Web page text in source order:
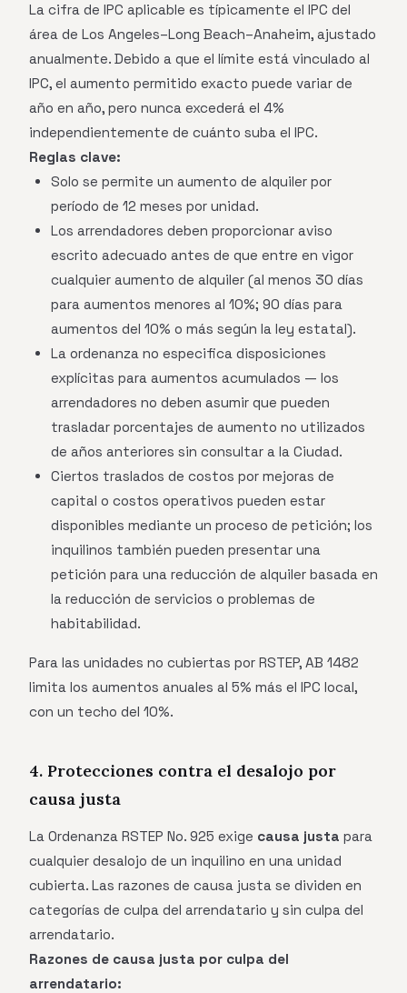
La cifra de IPC aplicable es típicamente el IPC del
área de Los Angeles–Long Beach–Anaheim, ajustado
anualmente. Debido a que el límite está vinculado al
IPC, el aumento permitido exacto puede variar de
año en año, pero nunca excederá el 4%
independientemente de cuánto suba el IPC.
Reglas clave:
Solo se permite un aumento de alquiler por
período de 12 meses por unidad.
Los arrendadores deben proporcionar aviso
escrito adecuado antes de que entre en vigor
cualquier aumento de alquiler (al menos 30 días
para aumentos menores al 10%; 90 días para
aumentos del 10% o más según la ley estatal).
La ordenanza no especifica disposiciones
explícitas para aumentos acumulados — los
arrendadores no deben asumir que pueden
trasladar porcentajes de aumento no utilizados
de años anteriores sin consultar a la Ciudad.
Ciertos traslados de costos por mejoras de
capital o costos operativos pueden estar
disponibles mediante un proceso de petición; los
inquilinos también pueden presentar una
petición para una reducción de alquiler basada en
la reducción de servicios o problemas de
habitabilidad.
Para las unidades no cubiertas por RSTEP, AB 1482
limita los aumentos anuales al 5% más el IPC local,
con un techo del 10%.
4. Protecciones contra el desalojo por
causa justa
La Ordenanza RSTEP No. 925 exige causa justa para
cualquier desalojo de un inquilino en una unidad
cubierta. Las razones de causa justa se dividen en
categorías de culpa del arrendatario y sin culpa del
arrendatario.
Razones de causa justa por culpa del
arrendatario: